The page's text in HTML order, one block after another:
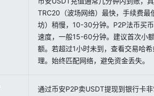
TRC20（波场网络）最快，手续费
坊）稍慢，10-30分钟。P2P法币买
速度，一般15-60分钟。建议首次小
额。若超过1小时未到，查看交易哈
理。始终匹配网络，避免资金丢失。
通过币安P2P卖USDT提现到银行卡